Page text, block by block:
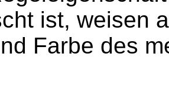
ist, weisen
Farbe des